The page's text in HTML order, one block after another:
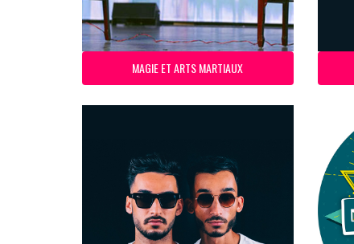
MAGIE ET ARTS MARTIAUX